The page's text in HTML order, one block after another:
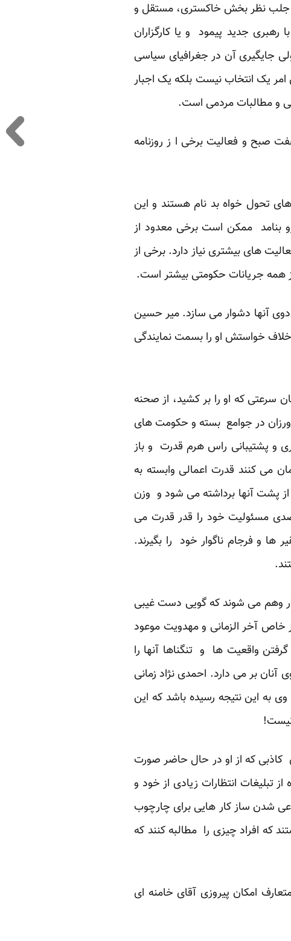
جلب نظر بخش خاکستری، مستقل و
جدید پیمود و یا کارگزاران
جایگیری آن در جغرافیای سیاسی
یک انتخاب نیست بلکه یک اجبار
و مطالبات مردمی است.
صبح و فعالیت برخی ا ز روزنامه
تحول خواه بد نام هستند و این
بنامد ممکن است برخی معدود از
های بیشتری نیاز دارد. برخی از
همه جریانات حکومتی بیشتر است.
آنها دشوار می سازد. میر حسین
خلاف خواستش او را بسمت نمایندگی
سرعتی که او را بر کشید، از صحنه
ورزان در جوامع بسته و حکومت های
و پشتیبانی راس هرم قدرت و باز
می کنند قدرت اعمالی وابسته به
پشت آنها برداشته می شود و وزن
مسئولیت خود را قدر قدرت می
ها و فرجام ناگوار خود را بگیرند.
وهم می شوند که گویی دست غیبی
خاص آخر الزمانی و مهدویت موعود
واقعیت ها و تنگناها آنها را
بر می دارد. احمدی نژاد زمانی
به این نتیجه رسیده باشد که این
نیست!
که از او در حال حاضر صورت
تبلیغات انتظارات زیادی از خود و
شدن ساز کار هایی برای چارچوب
افراد چیزی را مطالبه کنند که
امکان پیروزی آقای خامنه ای